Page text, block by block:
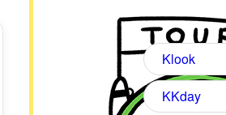
Klook
KKday